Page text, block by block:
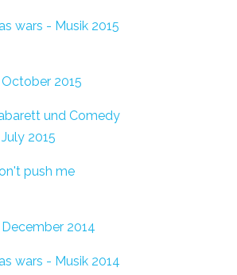
wars - Musik 2015
October 2015
und Comedy
July 2015
push me
December 2014
wars - Musik 2014